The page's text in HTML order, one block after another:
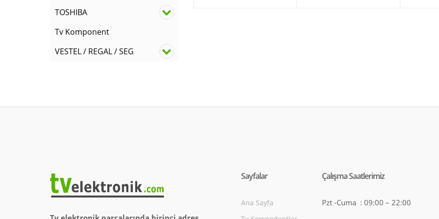
TOSHIBA
Tv Komponent
VESTEL / REGAL / SEG
Sayfalar
Ana Sayfa
Çalışma Saatlerimiz
Pzt -Cuma : 09:00 – 22:00